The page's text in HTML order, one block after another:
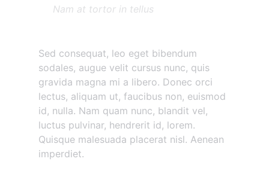
Nam at tortor in tellus
Sed consequat, leo eget bibendum
sodales, augue velit cursus nunc, quis
gravida magna mi a libero. Donec orci
lectus, aliquam ut, faucibus non, euismod
id, nulla. Nam quam nunc, blandit vel,
luctus pulvinar, hendrerit id, lorem.
Quisque malesuada placerat nisl. Aenean
imperdiet.